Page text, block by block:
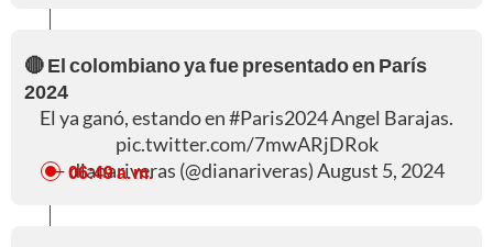
🔴 El colombiano ya fue presentado en París
2024
El ya ganó, estando en#Paris2024Angel Barajas.
pic.twitter.com/7mwARjDRok
— dianariveras (@dianariveras)August 5, 2024
06:49 a. m.